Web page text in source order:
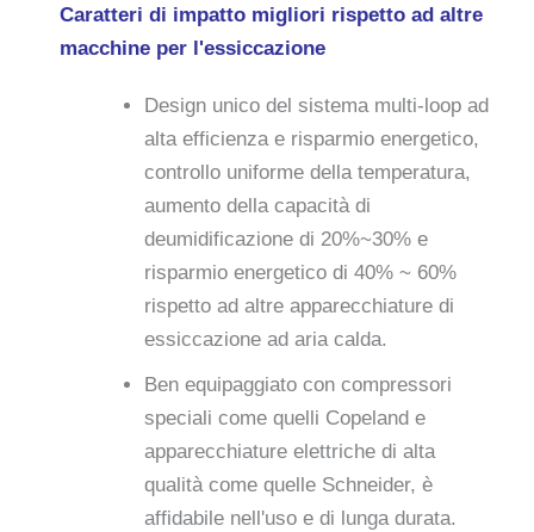
Caratteri di impatto migliori rispetto ad altre
macchine per l'essiccazione
Design unico del sistema multi-loop ad
alta efficienza e risparmio energetico,
controllo uniforme della temperatura,
aumento della capacità di
deumidificazione di 20%~30% e
risparmio energetico di 40% ~ 60%
rispetto ad altre apparecchiature di
essiccazione ad aria calda.
Ben equipaggiato con compressori
speciali come quelli Copeland e
apparecchiature elettriche di alta
qualità come quelle Schneider, è
affidabile nell'uso e di lunga durata.